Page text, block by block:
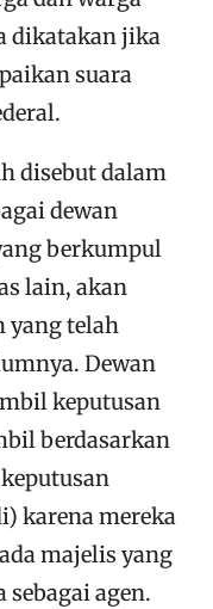
dikatakan jika
suara
disebut dalam
dewan
berkumpul
lain, akan
yang telah
Dewan
keputusan
berdasarkan
karena mereka
majelis yang
agen.